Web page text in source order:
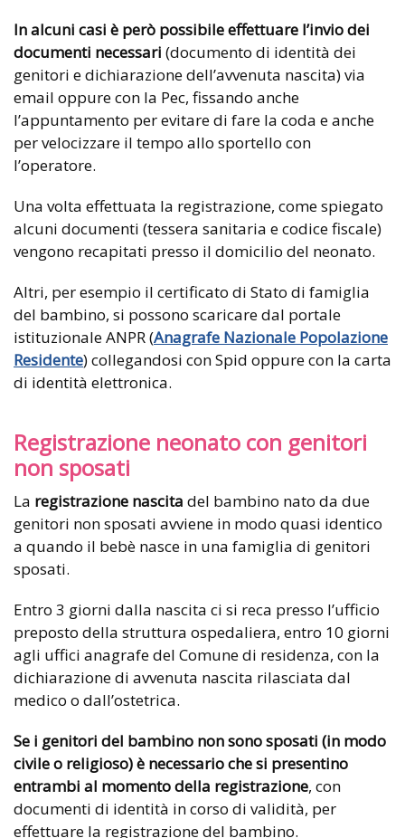
In alcuni casi è però possibile effettuare l’invio dei
documenti necessari (documento di identità dei
genitori e dichiarazione dell’avvenuta nascita) via
email oppure con la Pec, fissando anche
l’appuntamento per evitare di fare la coda e anche
per velocizzare il tempo allo sportello con
l’operatore.
Una volta effettuata la registrazione, come spiegato
alcuni documenti (tessera sanitaria e codice fiscale)
vengono recapitati presso il domicilio del neonato.
Altri, per esempio il certificato di Stato di famiglia
del bambino, si possono scaricare dal portale
istituzionale ANPR (Anagrafe Nazionale Popolazione
Residente) collegandosi con Spid oppure con la carta
di identità elettronica.
Registrazione neonato con genitori
non sposati
La registrazione nascita del bambino nato da due
genitori non sposati avviene in modo quasi identico
a quando il bebè nasce in una famiglia di genitori
sposati.
Entro 3 giorni dalla nascita ci si reca presso l’ufficio
preposto della struttura ospedaliera, entro 10 giorni
agli uffici anagrafe del Comune di residenza, con la
dichiarazione di avvenuta nascita rilasciata dal
medico o dall’ostetrica.
Se i genitori del bambino non sono sposati (in modo
civile o religioso) è necessario che si presentino
entrambi al momento della registrazione, con
documenti di identità in corso di validità, per
effettuare la registrazione del bambino.